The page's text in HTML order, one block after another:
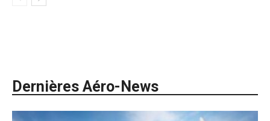
Dernières Aéro-News